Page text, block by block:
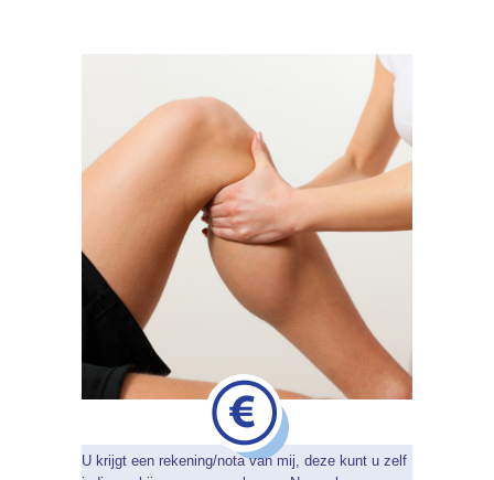
U krijgt een rekening/nota van mij, deze kunt u zelf